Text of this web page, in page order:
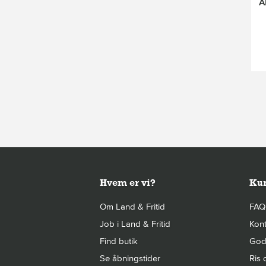
Hvem er vi?
Om Land & Fritid
Job i Land & Fritid
Find butik
Se åbningstider
FAQ
Ris